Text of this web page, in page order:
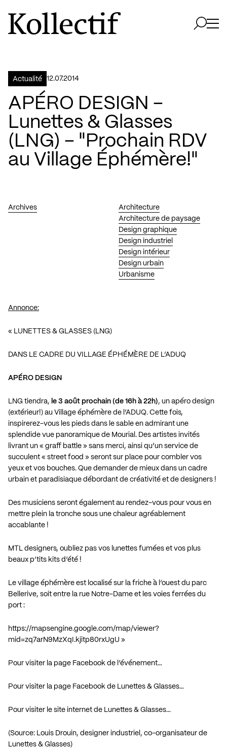
Aller à la page d'accueil
Logo Kollectif
Actualité 12.07.2014
APÉRO DESIGN –
Lunettes & Glasses
(LNG) – "Prochain RDV
au Village Éphémère!"
Archives
Architecture
Architecture de paysage
Design graphique
Design industriel
Design intérieur
Design urbain
Urbanisme
Annonce:
« LUNETTES & GLASSES (LNG)
DANS LE CADRE DU VILLAGE ÉPHÉMÈRE DE L’ADUQ
APÉRO DESIGN
LNG tiendra, le 3 août prochain (de 16h à 22h), un apéro design
(extérieur!) au Village éphémère de l’ADUQ. Cette fois,
inspirerez-vous les pieds dans le sable en admirant une
splendide vue panoramique de Mourial. Des artistes invités
livrant un « graff battle » sans merci, ainsi qu’un service de
succulent « street food » seront sur place pour combler vos
yeux et vos bouches. Que demander de mieux dans un cadre
urbain et paradisiaque débordant de créativité et de designers !
Des musiciens seront également au rendez-vous pour vous en
mettre plein la tronche sous une chaleur agréablement
accablante !
MTL designers, oubliez pas vos lunettes fumées et vos plus
beaux p’tits kits d’été !
Le village éphémère est localisé sur la friche à l’ouest du parc
Bellerive, soit entre la rue Notre-Dame et les voies ferrées du
port :
https://mapsengine.google.com/map/viewer?
mid=zq7arN9MzXqI.kjitp80rxUgU »
Pour visiter la page Facebook de l’événement…
Pour visiter la page Facebook de Lunettes & Glasses…
Pour visiter le site internet de Lunettes & Glasses…
(Source: Louis Drouin, designer industriel, co-organisateur de
Lunettes & Glasses)